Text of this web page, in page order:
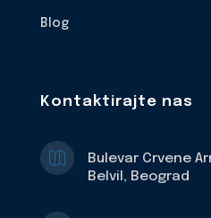
Blog
Kontaktirajte nas

Bulevar Crvene
Belvil, Beograd